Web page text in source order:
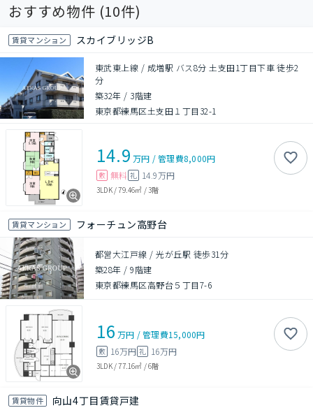
おすすめ物件 (10件)
賃貸マンション スカイブリッジB
東武東上線 / 成増駅 バス8分 土支田1丁目下車 徒歩2
分
築32年 / 3階建
東京都練馬区土支田１丁目32-1
14.9 万円 /管理費8,000円
敷 無料 礼 14.9万円
3LDK/79.46㎡ /3階
賃貸マンション フォーチュン高野台
都営大江戸線 / 光が丘駅 徒歩31分
築28年 /9階建
東京都練馬区高野台５丁目7-6
16 万円 /管理費15,000円
敷 16万円 礼 16万円
3LDK/77.16㎡ /6階
賃貸物件 向山4丁目賃貸戸建